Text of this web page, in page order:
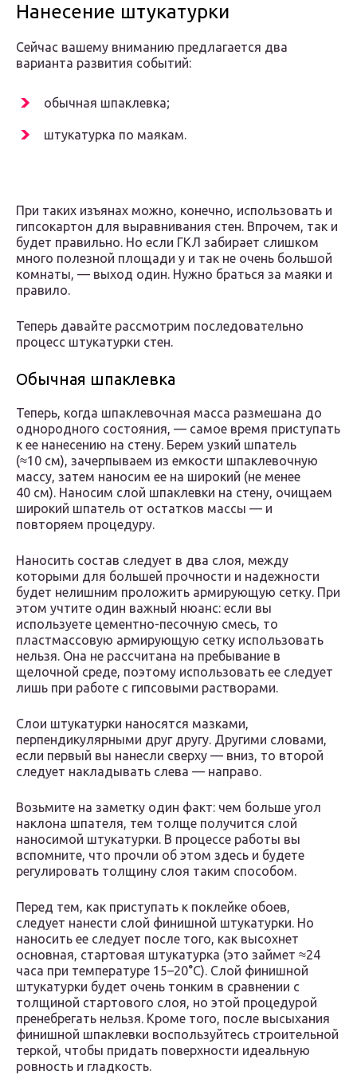
Нанесение штукатурки
Сейчас вашему вниманию предлагается два
варианта развития событий:
обычная шпаклевка;
штукатурка по маякам.
При таких изъянах можно, конечно, использовать и
гипсокартон для выравнивания стен. Впрочем, так и
будет правильно. Но если ГКЛ забирает слишком
много полезной площади у и так не очень большой
комнаты, — выход один. Нужно браться за маяки и
правило.
Теперь давайте рассмотрим последовательно
процесс штукатурки стен.
Обычная шпаклевка
Теперь, когда шпаклевочная масса размешана до
однородного состояния, — самое время приступать
к ее нанесению на стену. Берем узкий шпатель
(≈10 см), зачерпываем из емкости шпаклевочную
массу, затем наносим ее на широкий (не менее
40 см). Наносим слой шпаклевки на стену, очищаем
широкий шпатель от остатков массы — и
повторяем процедуру.
Наносить состав следует в два слоя, между
которыми для большей прочности и надежности
будет нелишним проложить армирующую сетку. При
этом учтите один важный нюанс: если вы
используете цементно-песочную смесь, то
пластмассовую армирующую сетку использовать
нельзя. Она не рассчитана на пребывание в
щелочной среде, поэтому использовать ее следует
лишь при работе с гипсовыми растворами.
Слои штукатурки наносятся мазками,
перпендикулярными друг другу. Другими словами,
если первый вы нанесли сверху — вниз, то второй
следует накладывать слева — направо.
Возьмите на заметку один факт: чем больше угол
наклона шпателя, тем толще получится слой
наносимой штукатурки. В процессе работы вы
вспомните, что прочли об этом здесь и будете
регулировать толщину слоя таким способом.
Перед тем, как приступать к поклейке обоев,
следует нанести слой финишной штукатурки. Но
наносить ее следует после того, как высохнет
основная, стартовая штукатурка (это займет ≈24
часа при температуре 15–20°C). Слой финишной
штукатурки будет очень тонким в сравнении с
толщиной стартового слоя, но этой процедурой
пренебрегать нельзя. Кроме того, после высыхания
финишной шпаклевки воспользуйтесь строительной
теркой, чтобы придать поверхности идеальную
ровность и гладкость.